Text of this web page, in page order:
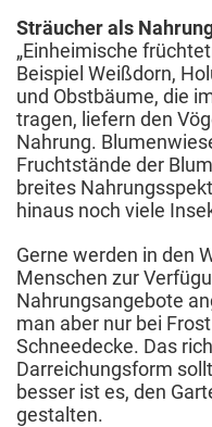
Sträucher als
„Einheimische
Beispiel Weißdorn,
und Obstbäume, die
tragen, liefern den
Nahrung.
Fruchtstände der
breites
hinaus noch viele
Gerne werden in den
Menschen zur
Nahrungsangebote
man aber nur bei
Schneedecke. Das
Darreichungsform
besser ist es, den
gestalten.